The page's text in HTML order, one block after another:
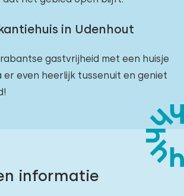
in Udenhout
gastvrijheid met een huisje
er even heerlijk tussenuit en geniet
informatie